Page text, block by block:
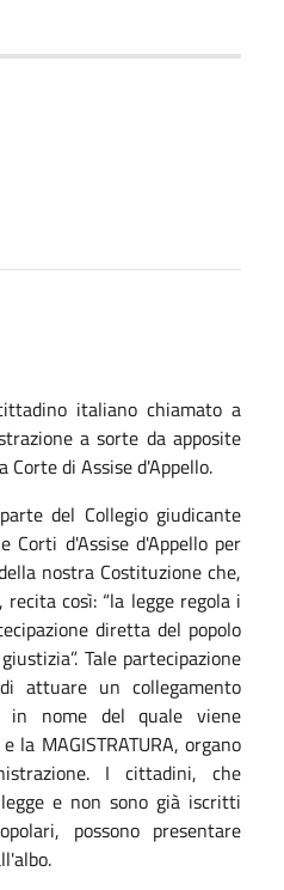
italiano chiamato a
a sorte da apposite
Corte di Assise d'Appello.
del Collegio giudicante
Corti d'Assise d'Appello per
nostra Costituzione che,
così: “la legge regola i
diretta del popolo
Tale partecipazione
attuare un collegamento
in nome del quale viene
MAGISTRATURA, organo
I cittadini, che
e non sono già iscritti
possono presentare